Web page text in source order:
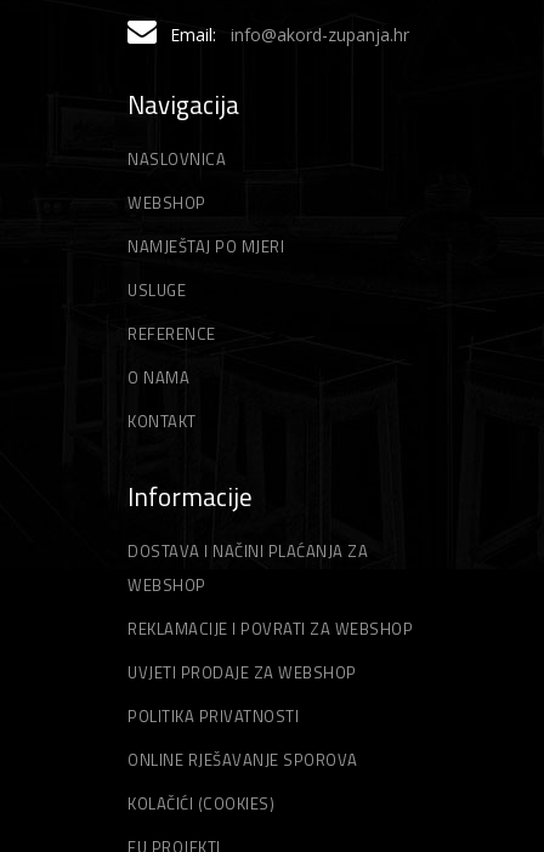
Email: info@akord-zupanja.hr
Navigacija
NASLOVNICA
WEBSHOP
NAMJEŠTAJ PO MJERI
USLUGE
REFERENCE
O NAMA
KONTAKT
Informacije
DOSTAVA I NAČINI PLAĆANJA ZA
WEBSHOP
REKLAMACIJE I POVRATI ZA WEBSHOP
UVJETI PRODAJE ZA WEBSHOP
POLITIKA PRIVATNOSTI
ONLINE RJEŠAVANJE SPOROVA
KOLAČIĆI (COOKIES)
EU PROJEKTI